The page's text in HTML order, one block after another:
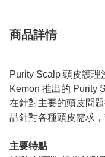
商品詳情
Purity Scalp 頭皮護理
Kemon 推出的 Purity
在針對主要的頭皮問
品針對各種頭皮需求
主要特點